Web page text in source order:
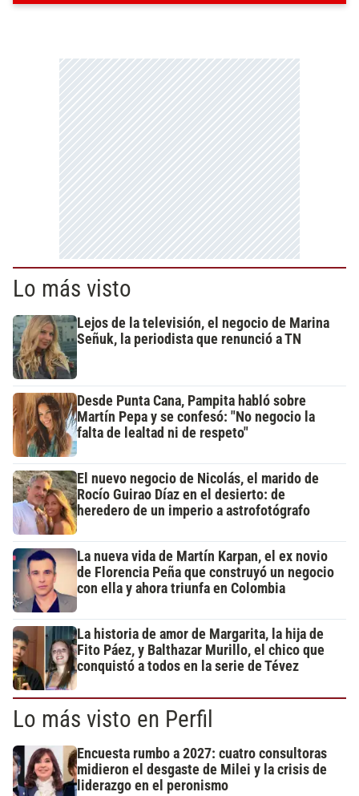
Lo más visto
Lejos de la televisión, el negocio de Marina
Señuk, la periodista que renunció a TN
Desde Punta Cana, Pampita habló sobre
Martín Pepa y se confesó: "No negocio la
falta de lealtad ni de respeto"
El nuevo negocio de Nicolás, el marido de
Rocío Guirao Díaz en el desierto: de
heredero de un imperio a astrofotógrafo
La nueva vida de Martín Karpan, el ex novio
de Florencia Peña que construyó un negocio
con ella y ahora triunfa en Colombia
La historia de amor de Margarita, la hija de
Fito Páez, y Balthazar Murillo, el chico que
conquistó a todos en la serie de Tévez
Lo más visto en Perfil
Encuesta rumbo a 2027: cuatro consultoras
midieron el desgaste de Milei y la crisis de
liderazgo en el peronismo